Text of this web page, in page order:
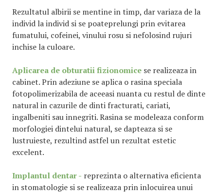
Rezultatul albirii se mentine in timp, dar variaza de la
individ la individ si se poateprelungi prin evitarea
fumatului, cofeinei, vinului rosu si nefolosind rujuri
inchise la culoare.
Aplicarea de obturatii fizionomice se realizeaza in
cabinet. Prin adeziune se aplica o rasina speciala
fotopolimerizabila de aceeasi nuanta cu restul de dinte
natural in cazurile de dinti fracturati, cariati,
ingalbeniti sau innegriti. Rasina se modeleaza conform
morfologiei dintelui natural, se dapteaza si se
lustruieste, rezultind astfel un rezultat estetic
excelent.
Implantul dentar - reprezinta o alternativa eficienta
in stomatologie si se realizeaza prin inlocuirea unui